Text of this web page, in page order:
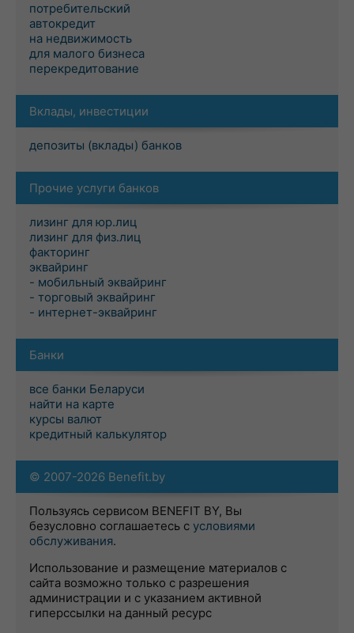
потребительский
автокредит
на недвижимость
для малого бизнеса
перекредитование
Вклады, инвестиции
депозиты (вклады) банков
Прочие услуги банков
лизинг для юр.лиц
лизинг для физ.лиц
факторинг
эквайринг
- мобильный эквайринг
- торговый эквайринг
- интернет-эквайринг
Банки
все банки Беларуси
найти на карте
курсы валют
кредитный калькулятор
© 2007-2026 Benefit.by
Пользуясь сервисом BENEFIT BY, Вы
безусловно соглашаетесь с условиями
обслуживания.
Использование и размещение материалов с
сайта возможно только с разрешения
администрации и с указанием активной
гиперссылки на данный ресурс